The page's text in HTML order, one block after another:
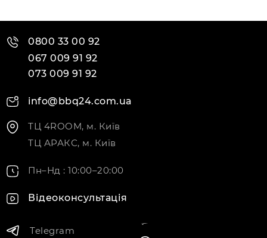
0800 33 00 92
067 009 91 92
073 009 91 92
info@bbq24.com.ua
ТЦ 4ROOM, м. Київ
ТЦ АРАКС, м. Київ
Пн–Нд : 10:00–20:00
Відеоконсультація
Telegram